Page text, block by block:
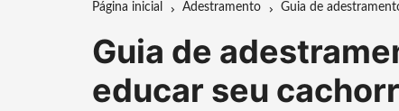
Página inicial Adestramento Guia de
Guia de
educar seu